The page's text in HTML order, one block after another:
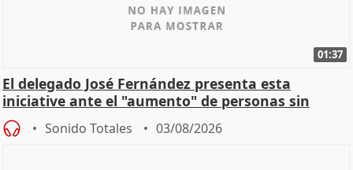
01:37
El delegado José Fernández presenta esta
iniciative ante el "aumento" de personas sin
hogar en Madri
Sonido Totales 03/08/2026